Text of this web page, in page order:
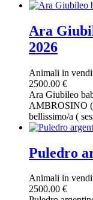
Ara
2026
Animali in
2500.00 €
Ara Giubileo
AMBROSINO (
bellissimo/a (
Puledro
Animali in
2500.00 €